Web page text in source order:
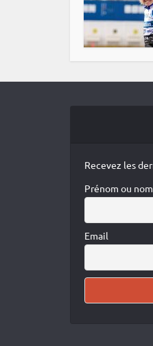
Recevez les
Prénom ou
Email